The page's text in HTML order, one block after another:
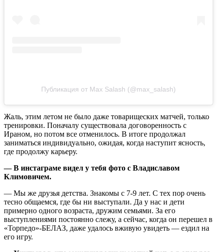
Публикация от Max Salash (@max_salash)
Жаль, этим летом не было даже товарищеских матчей, только
тренировки. Поначалу существовала договоренность с
Ираном, но потом все отменилось. В итоге продолжал
заниматься индивидуально, ожидая, когда наступит ясность,
где продолжу карьеру.
— В инстаграме видел у тебя фото с Владиславом
Климовичем.
— Мы же друзья детства. Знакомы с 7-9 лет. С тех пор очень
тесно общаемся, где бы ни выступали. Да у нас и дети
примерно одного возраста, дружим семьями. За его
выступлениями постоянно слежу, а сейчас, когда он перешел в
«Торпедо»-БЕЛАЗ, даже удалось вживую увидеть — ездил на
его игру.